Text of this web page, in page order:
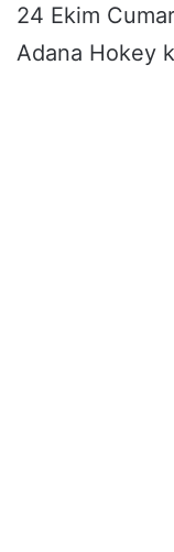
24 Ekim
Adana Hokey